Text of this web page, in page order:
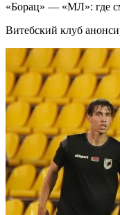
«Борац» — «МЛ»: где
Витебский клуб